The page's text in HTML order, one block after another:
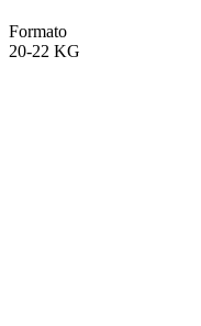
Formato
20-22 KG